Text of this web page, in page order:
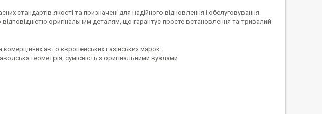
стандартів якості та призначені для надійного відновлення і обслуговування
оригінальним деталям, що гарантує просте встановлення та тривалий
авто європейських і азійських марок.
геометрія, сумісність з оригінальними вузлами.